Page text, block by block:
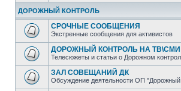
ДОРОЖНЫЙ КОНТРОЛЬ
СРОЧНЫЕ СООБЩЕНИЯ
Экстренные сообщения для активистов
ДОРОЖНЫЙ КОНТРОЛЬ НА ТВ\СМИ
Телесюжеты и статьи о Дорожном
ЗАЛ СОВЕЩАНИЙ ДК
Обсуждение деятельности ОП "Дорожный